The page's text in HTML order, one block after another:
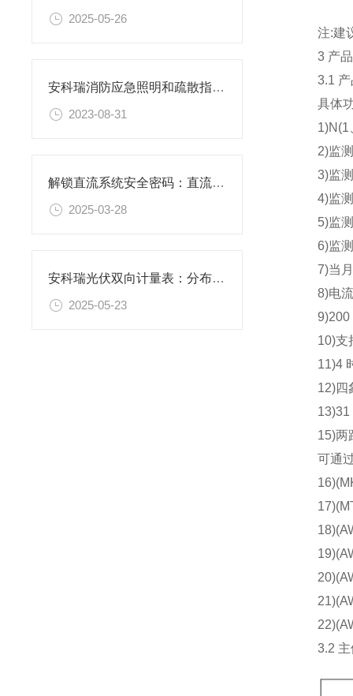
2025-05-26
安科瑞消防应急照明和疏散指示系统在某洁净医药的设计与应用
2023-08-31
解锁直流系统安全密码：直流绝缘监测产品一览
2025-03-28
安科瑞光伏双向计量表：分布式光伏系统的 “电能管家”
2025-05-23
注:建议
3 产品
3.1 产
具体功
1)N(1、
2)监测
3)监测
4)监测
5)监测
6)监测
7)当月
8)电流
9)200
10)支持
11)4 时
12)四象
13)31
15)两路
可通过
16)(MK)
3.2 主